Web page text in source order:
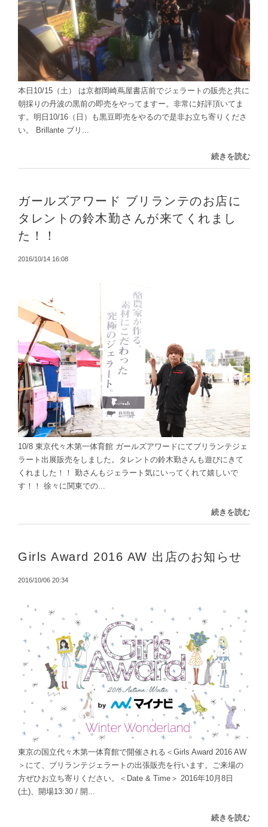
本日10/15（土） は京都岡崎蔦屋書店前でジェラートの販売と共に
朝採りの丹波の黒前の即売をやってますー。非常に好評頂いてま
す。明日10/16（日）も黒豆即売をやるので是非お立ち寄りくださ
い。 Brillante ブリ...
続きを読む
ガールズアワード ブリランテのお店に
タレントの鈴木勤さんが来てくれまし
た！！
2016/10/14 16:08
10/8 東京代々木第一体育館 ガールズアワードにてブリランテジェ
ラート出展販売をしました。タレントの鈴木勤さんも遊びにきて
くれました！！ 勤さんもジェラート気にいってくれて嬉しいで
す！！ 徐々に関東での...
続きを読む
Girls Award 2016 AW 出店のお知らせ
2016/10/06 20:34
東京の国立代々木第一体育館で開催される＜Girls Award 2016 AW
＞にて、ブリランテジェラートの出張販売を行います。ご来場の
方ぜひお立ち寄りください。＜Date & Time＞ 2016年10月8日
(土)、開場13:30 / 開...
続きを読む